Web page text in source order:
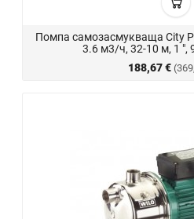
Помпа самозасмукваща City
3.6 м3/ч, 32-10 м, 1 ",
188,67 €